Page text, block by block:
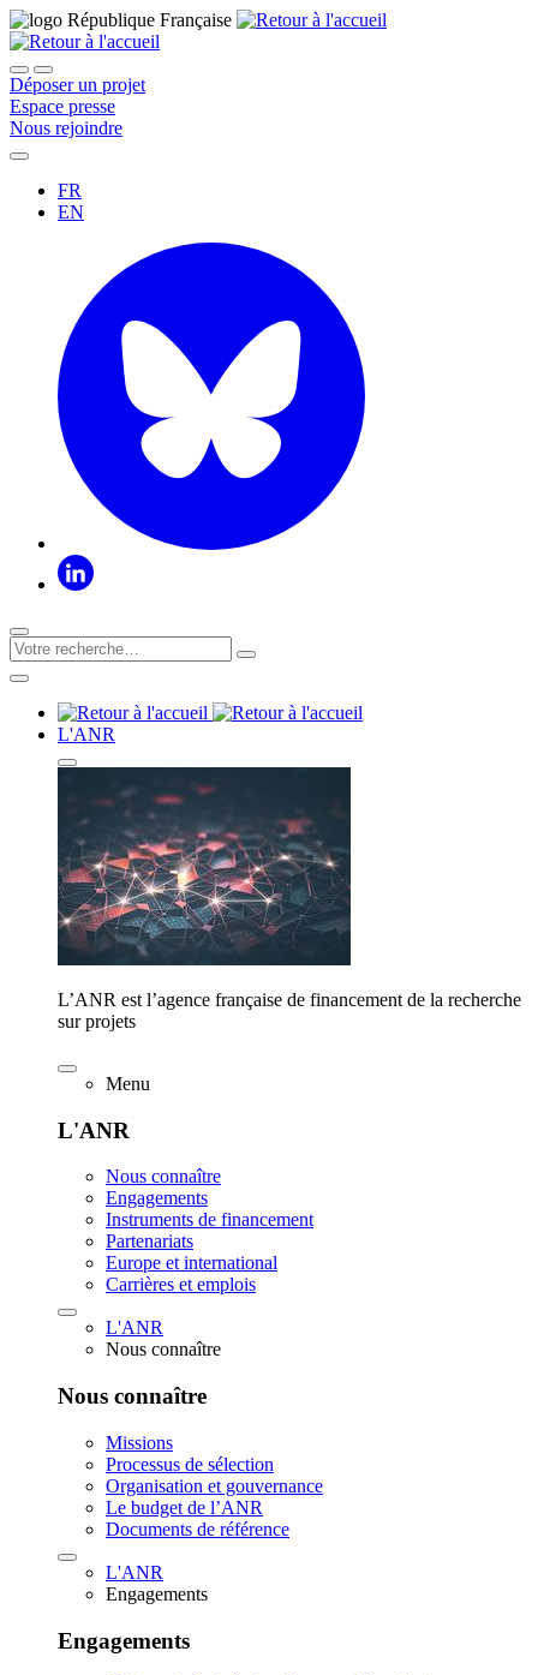
Déposer un projet
Espace presse
Nous rejoindre
FR
EN
L'ANR
L’ANR est l’agence française de financement de la recherche
sur projets
Menu
L'ANR
Nous connaître
Engagements
Instruments de financement
Partenariats
Europe et international
Carrières et emplois
L'ANR
Nous connaître
Nous connaître
Missions
Processus de sélection
Organisation et gouvernance
Le budget de l’ANR
Documents de référence
L'ANR
Engagements
Engagements